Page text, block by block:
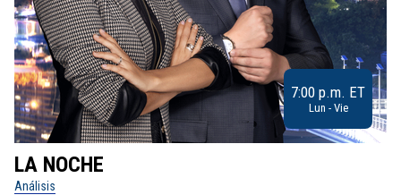
7:00 p.m. ET
Lun - Vie
LA NOCHE
Análisis